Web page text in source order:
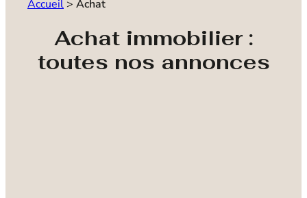
Accueil > Achat
Achat immobilier :
toutes nos annonces